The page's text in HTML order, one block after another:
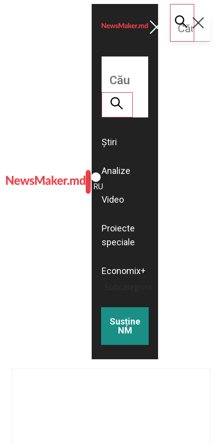
ROMÂNĂ
RU
Știri
Analize
Video
Proiecte
speciale
Economix+
Susține
NM